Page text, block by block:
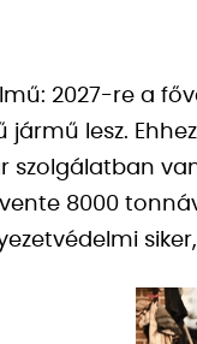
2027-re a
jármű lesz.
szolgálatban
8000